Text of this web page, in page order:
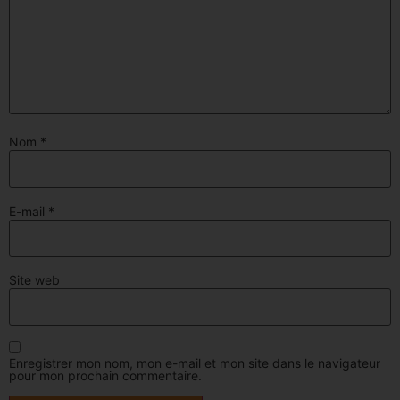
Nom *
E-mail *
Site web
Enregistrer mon nom, mon e-mail et mon site dans le navigateur
pour mon prochain commentaire.